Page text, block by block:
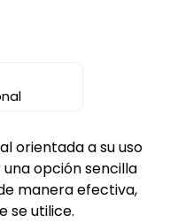
orientada a su uso
opción sencilla
manera efectiva,
se utilice.